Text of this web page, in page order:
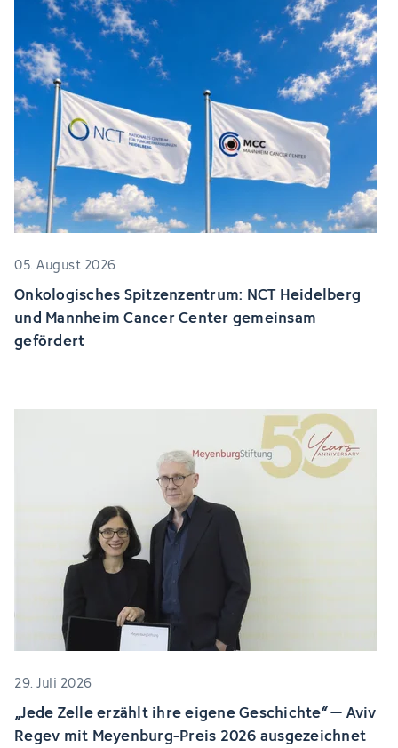
05. August 2026
Onkologisches Spitzenzentrum: NCT Heidelberg
und Mannheim Cancer Center gemeinsam
gefördert
29. Juli 2026
„Jede Zelle erzählt ihre eigene Geschichte“ – Aviv
Regev mit Meyenburg-Preis 2026 ausgezeichnet